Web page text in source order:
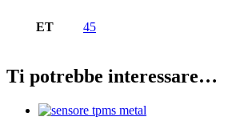
ET 45
Ti potrebbe interessare…